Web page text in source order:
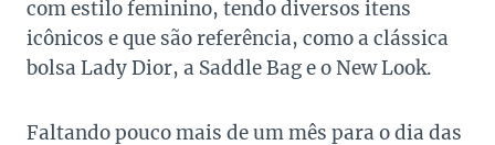
com estilo feminino, tendo diversos itens
icônicos e que são referência, como a clássica
bolsa Lady Dior, a Saddle Bag e o New Look.
Faltando pouco mais de um mês para o dia das